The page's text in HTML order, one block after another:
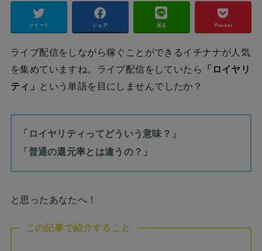
ツイート シェア 送る Pocket
ライブ配信をしながら稼ぐことができるイチナナが人気
を集めていますね。ライブ配信をしていたら
「ロイヤリ
ティ」
という単語を目にしませんでしたか？
「ロイヤリティってどういう意味？」
「普通の還元率とは違うの？」
と思ったあなたへ！
この記事で紹介すること